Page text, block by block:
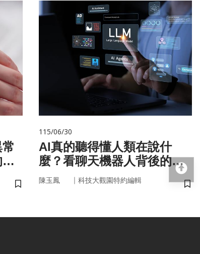
儲存書籤
115/06/30
AI真的聽得懂人類在說什
麼？看聊天機器人背後的語
言科技
陳玉鳳 ｜ 科技大觀園特約編輯
儲
回